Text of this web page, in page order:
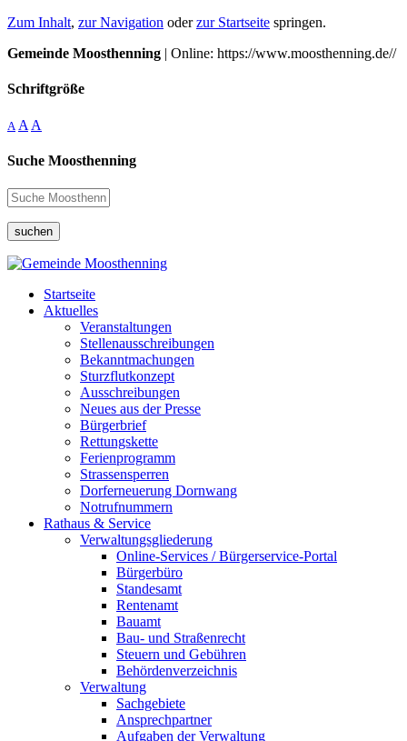
Zum Inhalt, zur Navigation oderzur Startseite springen.
Gemeinde Moosthenning | Online: https://www.moosthenning.de//
Schriftgröße
A A A
Suche Moosthenning
suchen
Startseite
Aktuelles
Veranstaltungen
Stellenausschreibungen
Bekanntmachungen
Sturzflutkonzept
Ausschreibungen
Neues aus der Presse
Bürgerbrief
Rettungskette
Ferienprogramm
Strassensperren
Dorferneuerung Dornwang
Notrufnummern
Rathaus & Service
Verwaltungsgliederung
Online-Services / Bürgerservice-Portal
Bürgerbüro
Standesamt
Rentenamt
Bauamt
Bau- und Straßenrecht
Steuern und Gebühren
Behördenverzeichnis
Verwaltung
Sachgebiete
Ansprechpartner
Aufgaben der Verwaltung